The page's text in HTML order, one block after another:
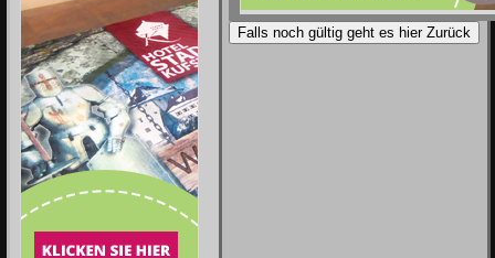
Falls noch gültig geht es hier Zurück